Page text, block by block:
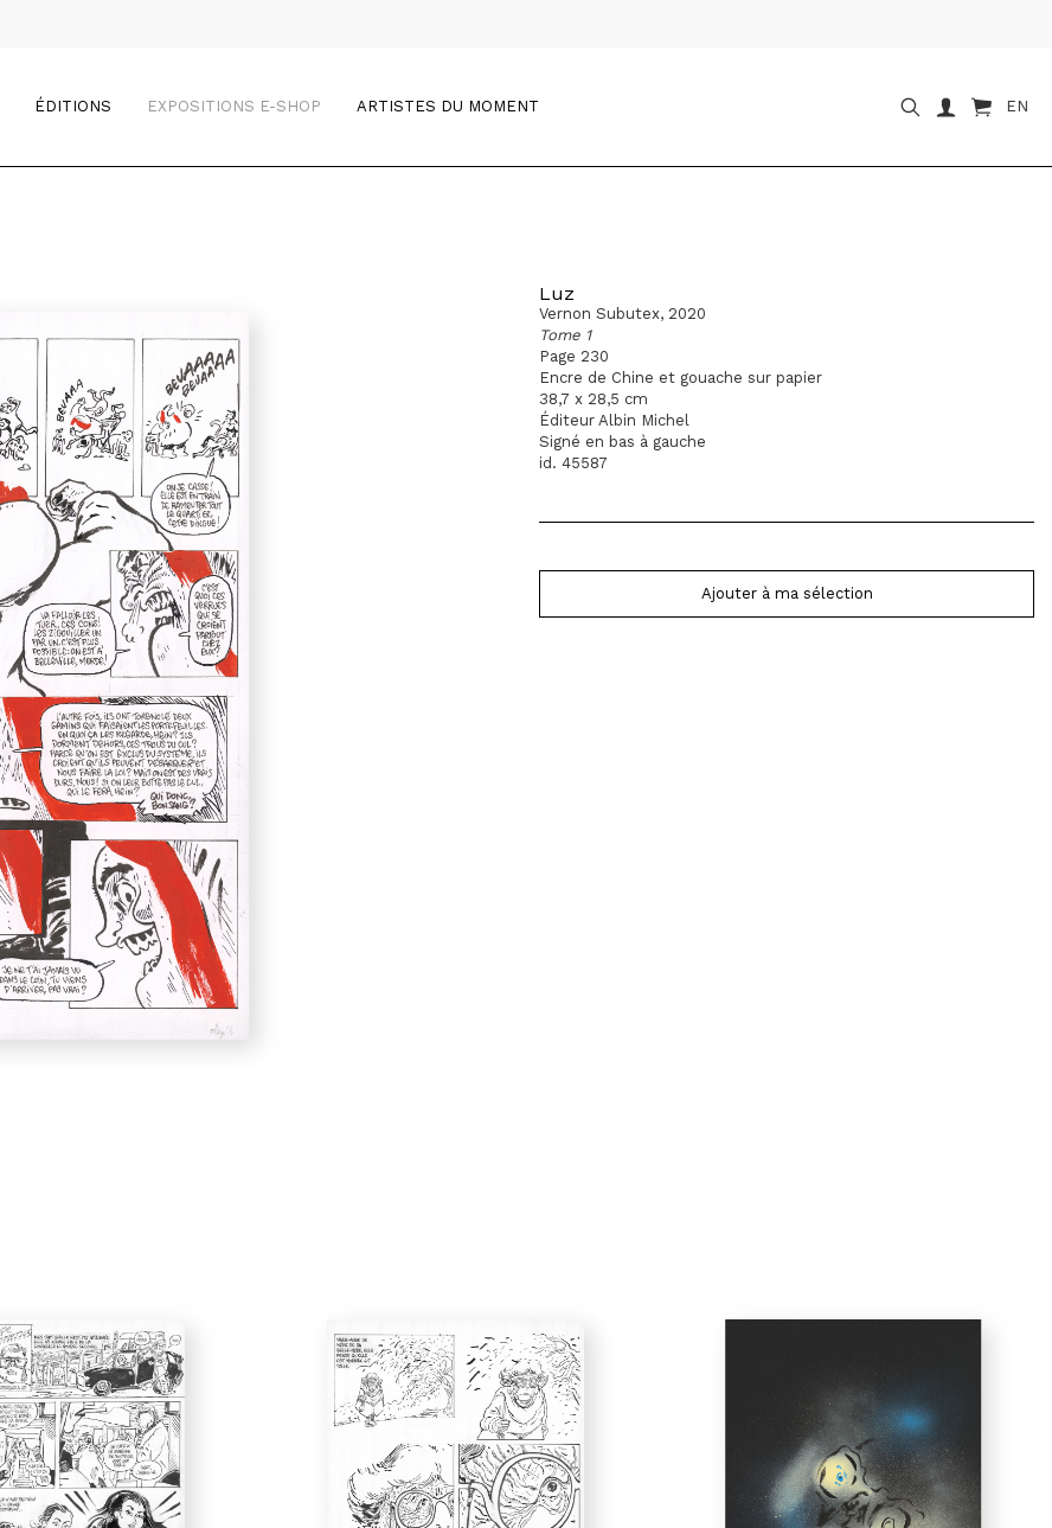
ÉDITIONS EXPOSITIONS E-SHOP ARTISTES DU MOMENT EN
Luz
Vernon Subutex, 2020
Tome 1
Page 230
Encre de Chine et gouache sur papier
38,7 x 28,5 cm
Éditeur Albin Michel
Signé en bas à gauche
id. 45587
Ajouter à ma sélection